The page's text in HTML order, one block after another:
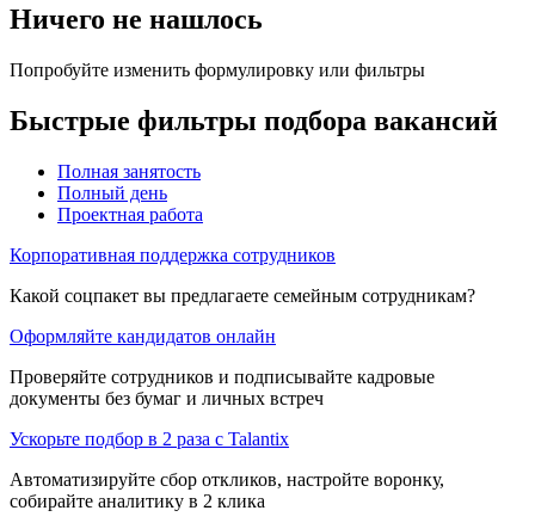
Ничего не нашлось
Попробуйте изменить формулировку или фильтры
Быстрые фильтры подбора вакансий
Полная занятость
Полный день
Проектная работа
Корпоративная поддержка сотрудников
Какой соцпакет вы предлагаете семейным сотрудникам?
Оформляйте кандидатов онлайн
Проверяйте сотрудников и подписывайте кадровые
документы без бумаг и личных встреч
Ускорьте подбор в 2 раза с Talantix
Автоматизируйте сбор откликов, настройте воронку,
собирайте аналитику в 2 клика